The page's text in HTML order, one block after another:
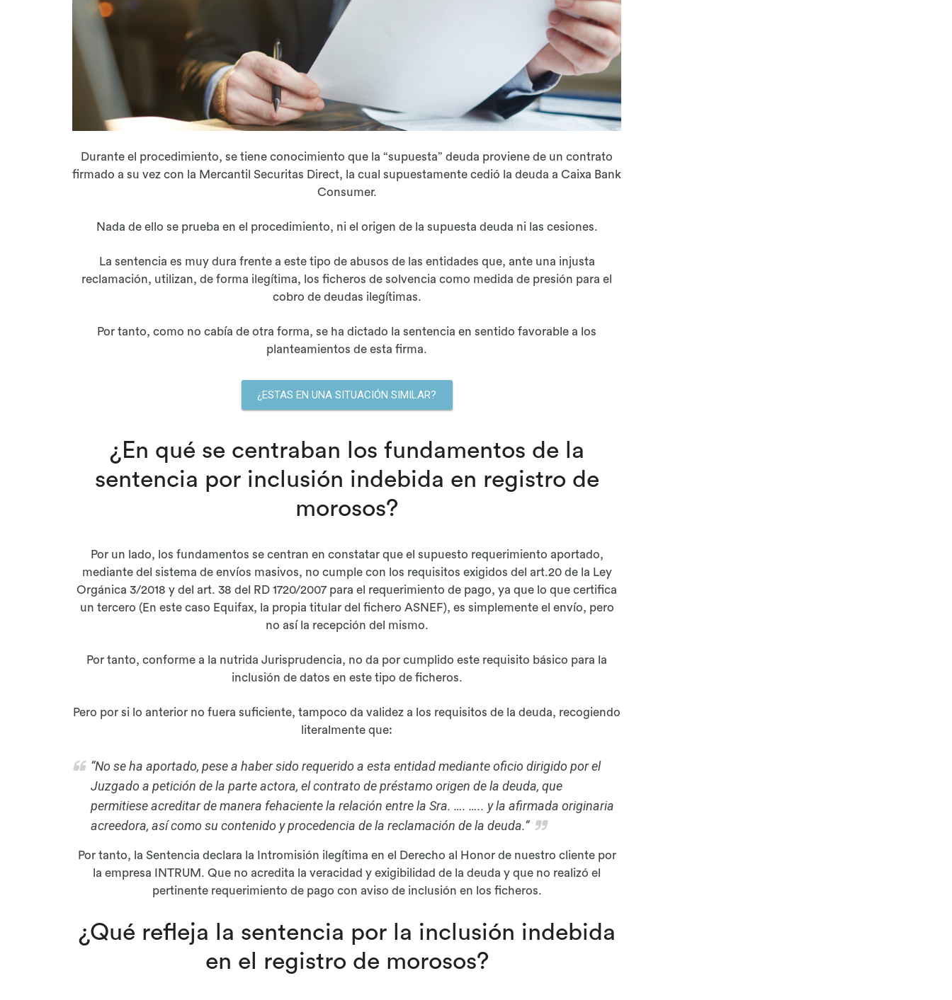
Durante el procedimiento, se tiene conocimiento que la “supuesta” deuda proviene de un contrato
firmado a su vez con la Mercantil Securitas Direct, la cual supuestamente cedió la deuda a Caixa Bank
Consumer.
Nada de ello se prueba en el procedimiento, ni el origen de la supuesta deuda ni las cesiones.
La sentencia es muy dura frente a este tipo de abusos de las entidades que, ante una injusta
reclamación, utilizan, de forma ilegítima, los ficheros de solvencia como medida de presión para el
cobro de deudas ilegítimas.
Por tanto, como no cabía de otra forma, se ha dictado la sentencia en sentido favorable a los
planteamientos de esta firma.
¿ESTAS EN UNA SITUACIÓN SIMILAR?
¿En qué se centraban los fundamentos de la
sentencia por inclusión indebida en registro de
morosos?
Por un lado, los fundamentos se centran en constatar que el supuesto requerimiento aportado,
mediante del sistema de envíos masivos, no cumple con los requisitos exigidos del art.20 de la Ley
Orgánica 3/2018 y del art. 38 del RD 1720/2007 para el requerimiento de pago, ya que lo que certifica
un tercero (En este caso Equifax, la propia titular del fichero ASNEF), es simplemente el envío, pero
no así la recepción del mismo.
Por tanto, conforme a la nutrida Jurisprudencia, no da por cumplido este requisito básico para la
inclusión de datos en este tipo de ficheros.
Pero por si lo anterior no fuera suficiente, tampoco da validez a los requisitos de la deuda, recogiendo
literalmente que:
“No se ha aportado, pese a haber sido requerido a esta entidad mediante oficio dirigido por el
Juzgado a petición de la parte actora, el contrato de préstamo origen de la deuda, que
permitiese acreditar de manera fehaciente la relación entre la Sra. …. ….. y la afirmada originaria
acreedora, así como su contenido y procedencia de la reclamación de la deuda.”
Por tanto, la Sentencia declara la Intromisión ilegítima en el Derecho al Honor de nuestro cliente por
la empresa INTRUM. Que no acredita la veracidad y exigibilidad de la deuda y que no realizó el
pertinente requerimiento de pago con aviso de inclusión en los ficheros.
¿Qué refleja la sentencia por la inclusión indebida
en el registro de morosos?